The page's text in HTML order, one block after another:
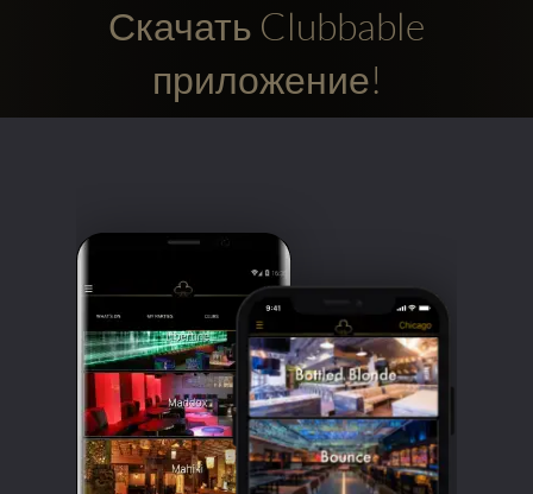
Скачать Clubbable
приложение!